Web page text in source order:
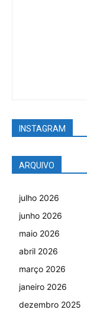
INSTAGRAM
ARQUIVO
julho 2026
junho 2026
maio 2026
abril 2026
março 2026
janeiro 2026
dezembro 2025